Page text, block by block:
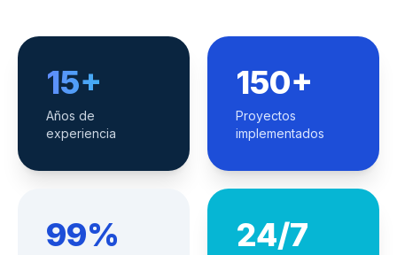
15+
Años de
experiencia
150+
Proyectos
implementados
99% 24/7